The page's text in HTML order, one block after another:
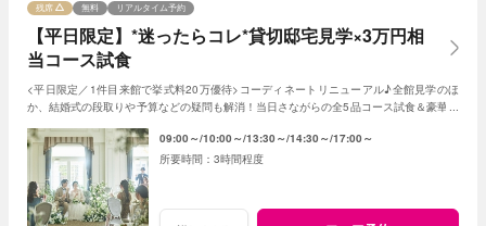
【平日限定】*迷ったらコレ*貸切邸宅見学×3万円相
当コース試食
残席 無料 リアルタイム予約
<平日限定／1件目来館で挙式料20万優待>コーディネートリニューアル♪全館見学のほ
か、結婚式の段取りや予算などの疑問も解消！当日さながらの全5品コース試食＆豪華特
09:00～ 10:00～ 13:30～ 14:30～ 17:00～
3時間程度